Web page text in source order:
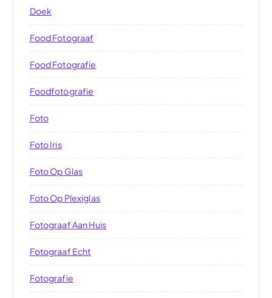
Doek
Food Fotograaf
Food Fotografie
Foodfotografie
Foto
Foto Iris
Foto Op Glas
Foto Op Plexiglas
Fotograaf Aan Huis
Fotograaf Echt
Fotografie